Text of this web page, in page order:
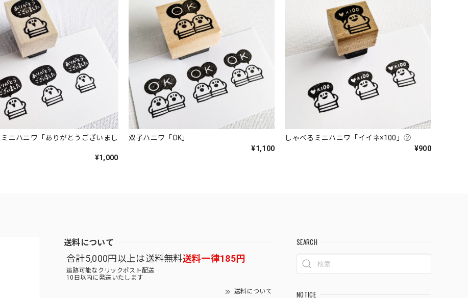
ミニハニワ「ありがとうございまし
¥1,000
双子ハニワ「OK」
¥1,100
しゃべるミニハニワ「イイネ×100」②
¥900
送料について
合計5,000円以上は送料無料送料一律185円
追跡可能なクリックポスト配送
10日以内に発送いたします
送料について
SEARCH
NOTICE